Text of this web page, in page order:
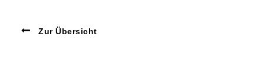
Zur Übersicht